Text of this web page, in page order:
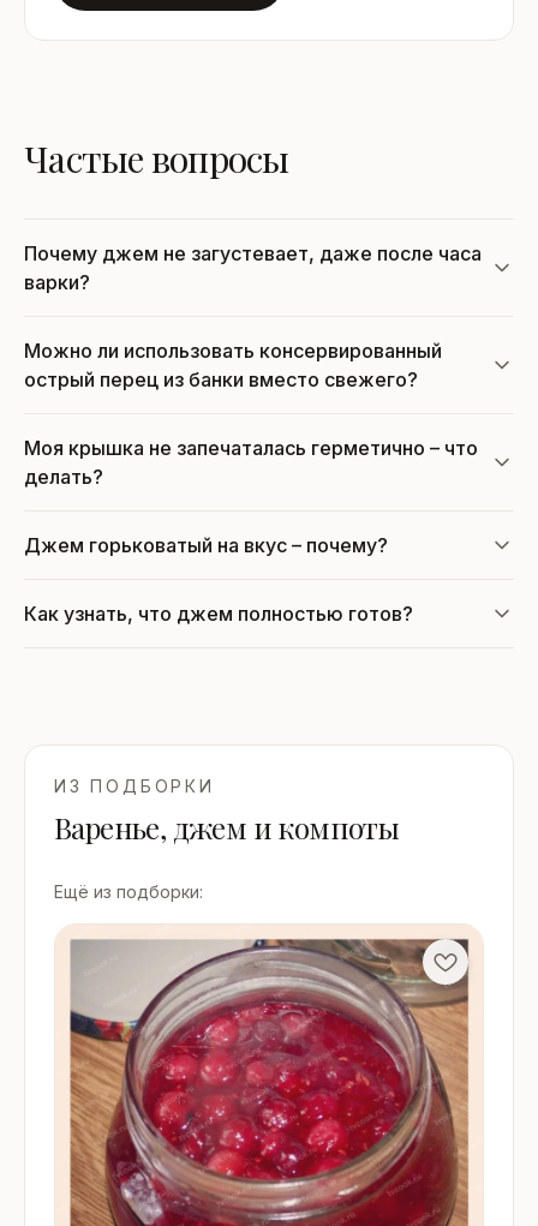
Частые вопросы
Почему джем не загустевает, даже после часа
варки?
Можно ли использовать консервированный
острый перец из банки вместо свежего?
Моя крышка не запечаталась герметично – что
делать?
Джем горьковатый на вкус – почему?
Как узнать, что джем полностью готов?
ИЗ ПОДБОРКИ
Варенье, джем и компоты
Ещё из подборки: